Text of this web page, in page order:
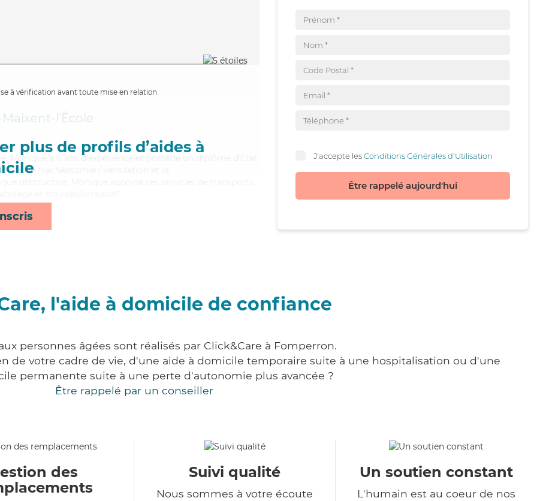
à vérification avant toute mise en relation
plus de profils d’aides à
l'École
Monique a 6 ans d'expérience et possède un diplôme d'Etat
bien la trachéotomie / ventilation et la
J'accepte lesConditions Générales d'Utilisation
Être rappelé aujourd'hui
l'aide à domicile de confiance
personnes âgées sont réalisés par Click&Care à Fomperron.
de votre cadre de vie, d'une aide à domicile temporaire suite à une hospitalisation ou d'une
permanente suite à une perte d'autonomie plus avancée ?
Être rappelé par un conseiller
des
Suivi qualité
Nous sommes à votre écoute
Un soutien constant
L'humain est au coeur de nos